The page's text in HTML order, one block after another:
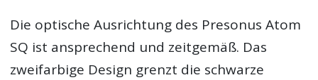
Die optische Ausrichtung des Presonus Atom
SQ ist ansprechend und zeitgemäß. Das
zweifarbige Design grenzt die schwarze